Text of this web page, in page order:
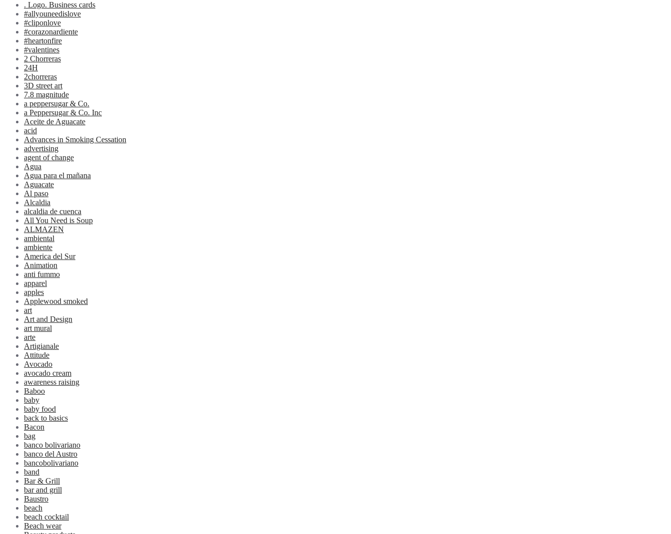
. Logo. Business cards
#allyouneedislove
#cliponlove
#corazonardiente
#heartonfire
#valentines
2 Chorreras
24H
2chorreras
3D street art
7.8 magnitude
a peppersugar & Co.
a Peppersugar & Co. Inc
Aceite de Aguacate
acid
Advances in Smoking Cessation
advertising
agent of change
Agua
Agua para el mañana
Aguacate
Al paso
Alcaldia
alcaldia de cuenca
All You Need is Soup
ALMAZEN
ambiental
ambiente
America del Sur
Animation
anti fummo
apparel
apples
Applewood smoked
art
Art and Design
art mural
arte
Artigianale
Attitude
Avocado
avocado cream
awareness raising
Baboo
baby
baby food
back to basics
Bacon
bag
banco bolivariano
banco del Austro
bancobolivariano
band
Bar & Grill
bar and grill
Baustro
beach
beach cocktail
Beach wear